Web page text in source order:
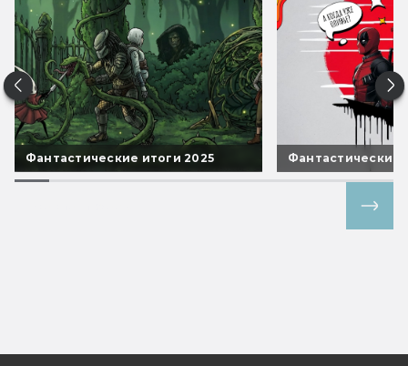
Фантастические итоги 2025 Фантастические